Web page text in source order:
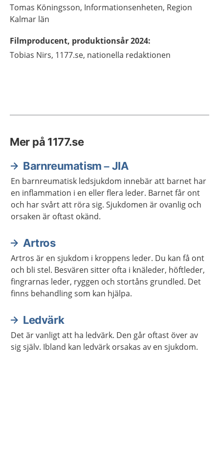
Tomas Köningsson, Informationsenheten, Region
Kalmar län
Filmproducent, produktionsår 2024:
Tobias Nirs, 1177.se, nationella redaktionen
Mer på 1177.se
Barnreumatism – JIA
En barnreumatisk ledsjukdom innebär att barnet har
en inflammation i en eller flera leder. Barnet får ont
och har svårt att röra sig. Sjukdomen är ovanlig och
orsaken är oftast okänd.
Artros
Artros är en sjukdom i kroppens leder. Du kan få ont
och bli stel. Besvären sitter ofta i knäleder, höftleder,
fingrarnas leder, ryggen och stortåns grundled. Det
finns behandling som kan hjälpa.
Ledvärk
Det är vanligt att ha ledvärk. Den går oftast över av
sig själv. Ibland kan ledvärk orsakas av en sjukdom.